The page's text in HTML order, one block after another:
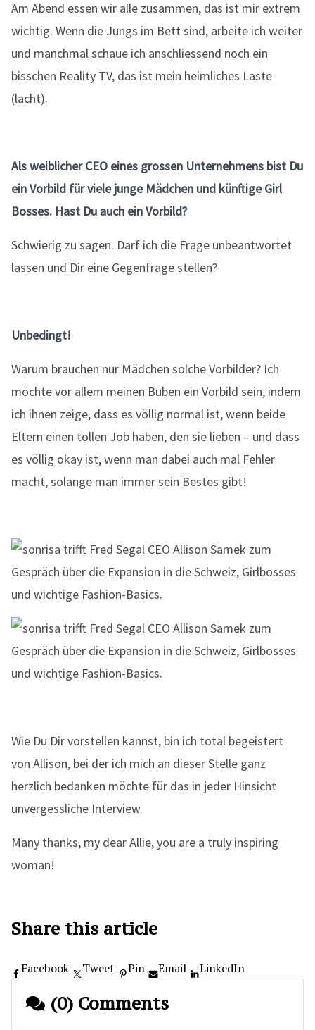
Am Abend essen wir alle zusammen, das ist mir extrem
wichtig. Wenn die Jungs im Bett sind, arbeite ich weiter
und manchmal schaue ich anschliessend noch ein
bisschen Reality TV, das ist mein heimliches Laste
(lacht).
Als weiblicher CEO eines grossen Unternehmens bist Du
ein Vorbild für viele junge Mädchen und künftige Girl
Bosses. Hast Du auch ein Vorbild?
Schwierig zu sagen. Darf ich die Frage unbeantwortet
lassen und Dir eine Gegenfrage stellen?
Unbedingt!
Warum brauchen nur Mädchen solche Vorbilder? Ich
möchte vor allem meinen Buben ein Vorbild sein, indem
ich ihnen zeige, dass es völlig normal ist, wenn beide
Eltern einen tollen Job haben, den sie lieben – und dass
es völlig okay ist, wenn man dabei auch mal Fehler
macht, solange man immer sein Bestes gibt!
Wie Du Dir vorstellen kannst, bin ich total begeistert
von Allison, bei der ich mich an dieser Stelle ganz
herzlich bedanken möchte für das in jeder Hinsicht
unvergessliche Interview.
Many thanks, my dear Allie, you are a truly inspiring
woman!
Share this article
Facebook Tweet Pin Email LinkedIn
(0) Comments